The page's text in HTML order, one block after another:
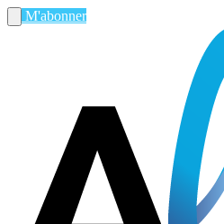
M'abonner